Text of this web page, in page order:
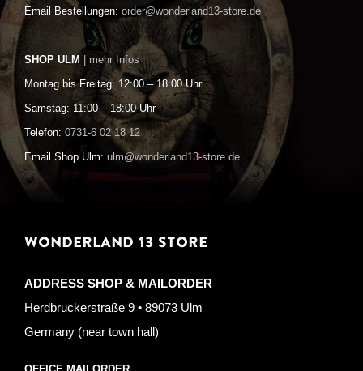
Email Bestellungen: order@wonderland13-store.de
SHOP ULM | mehr Infos
Montag bis Freitag: 12:00 – 18:00 Uhr
Samstag: 11:00 – 18:00 Uhr
Telefon: 0731-6 02 18 12
Email Shop Ulm: ulm@wonderland13-store.de
WONDERLAND 13 STORE
ADDRESS SHOP & MAILORDER
Herdbruckerstraße 9 • 89073 Ulm
Germany (near town hall)